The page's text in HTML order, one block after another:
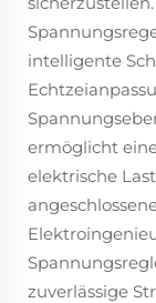
intelligente
ermöglicht
elektrische
zuverlässige